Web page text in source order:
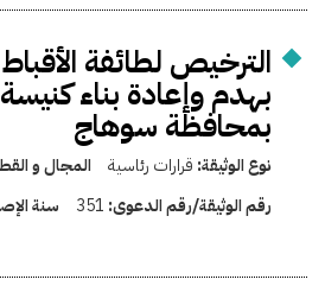
الترخيص لطائفة
بهدم وإعادة بناء
بمحافظة سوهاج
نوع الوثيقة: قرارات رئاسية المجال و
رقم الوثيقة/رقم الدعوى: 351 سنة